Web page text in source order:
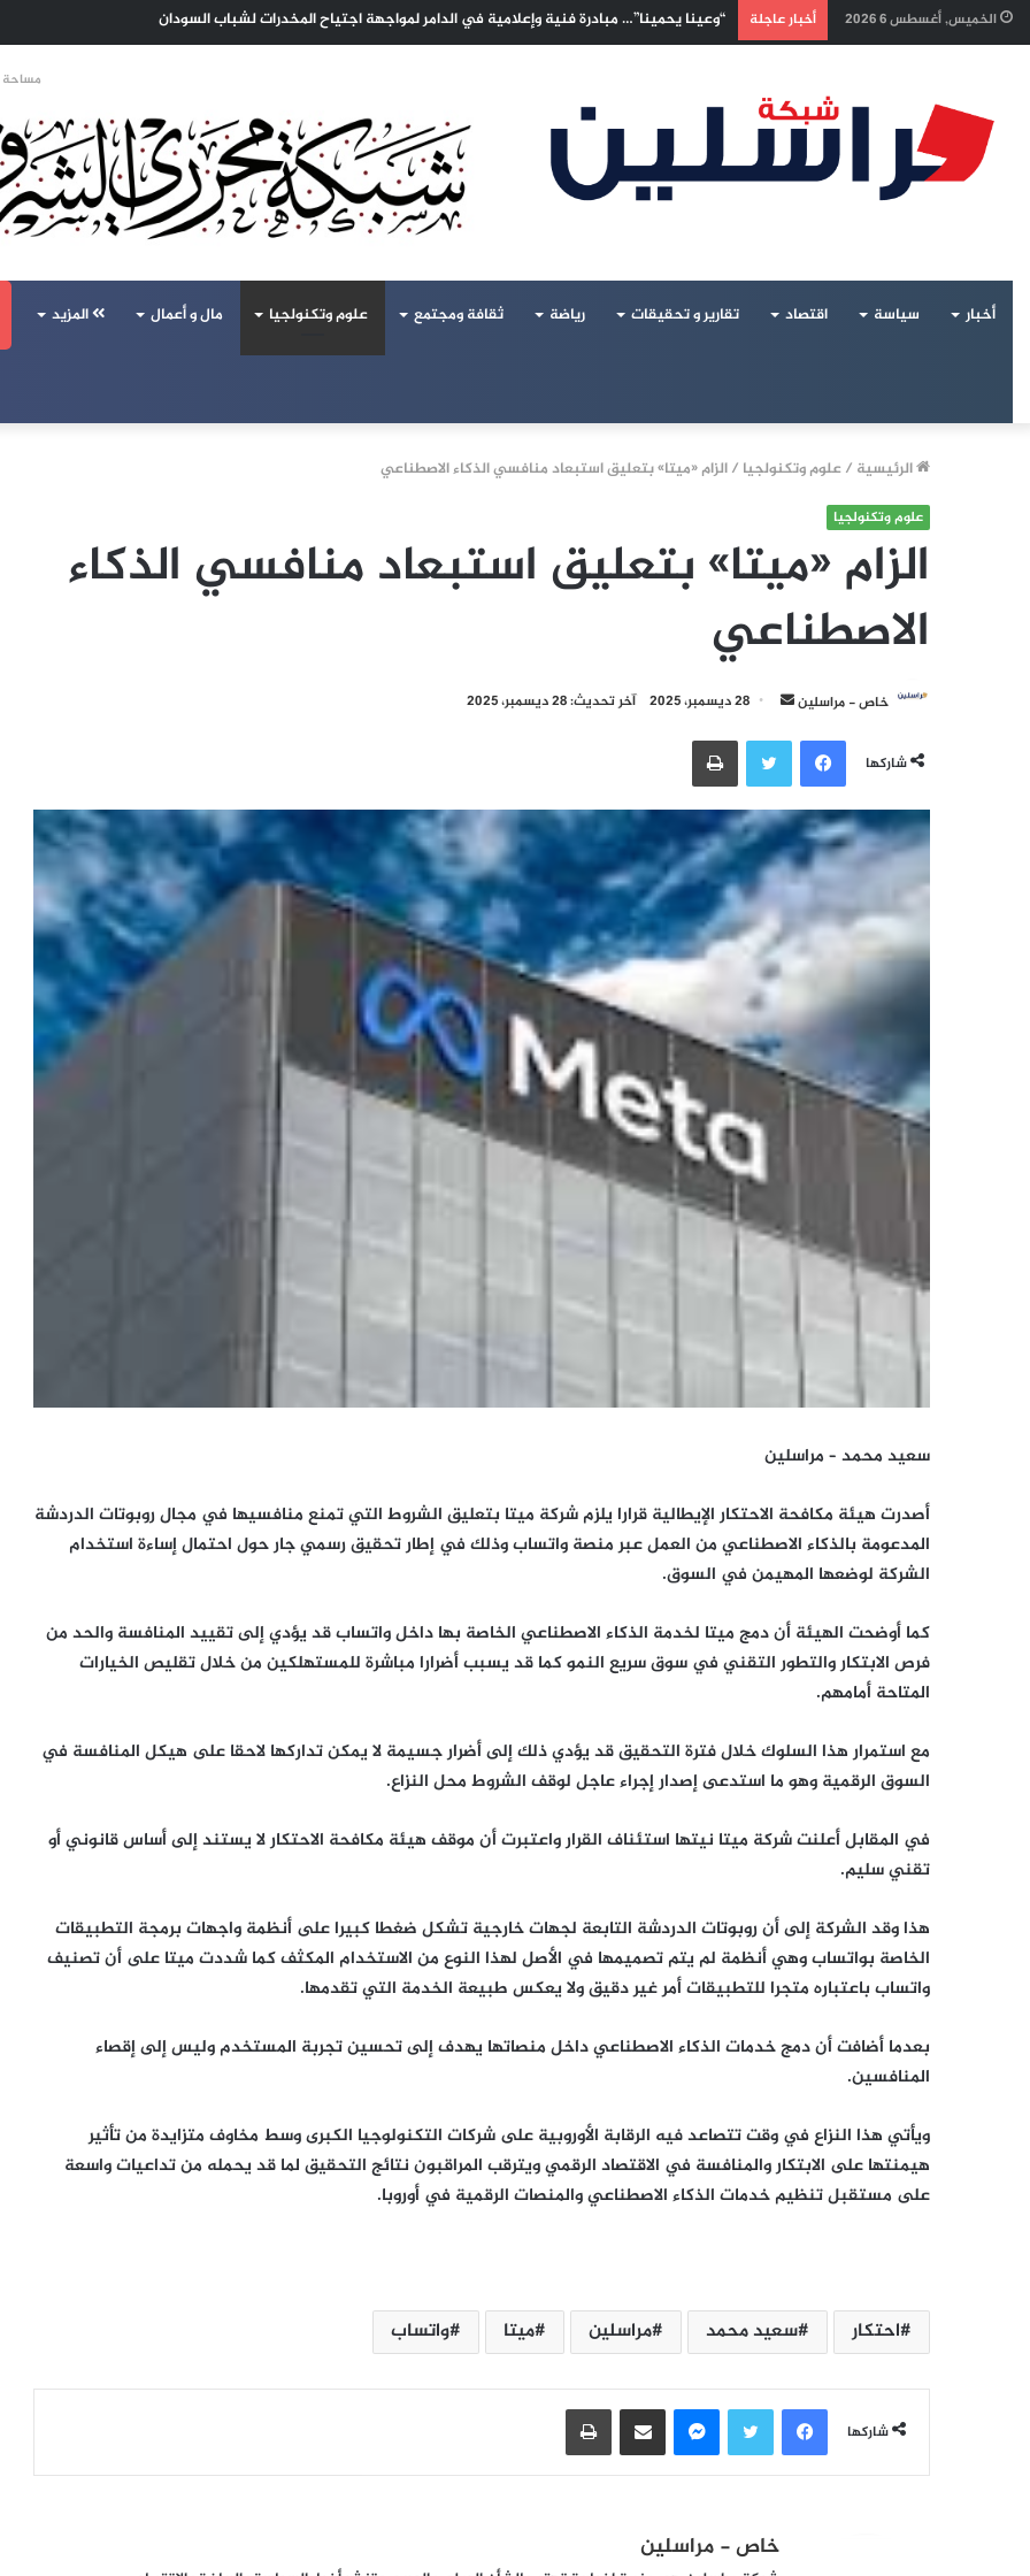
الخميس, أغسطس 6 2026 أخبار عاجلة إسرائيليون غادروا بلا رجعة: اخترنا الهجرة لنعيش بلا خوف
مساحة
أخبار سياسة اقتصاد تقارير و تحقيقات رياضة ثقافة ومجتمع علوم وتكنولجيا مال و أعمال المزيد
الرئيسية /علوم وتكنولجيا /الزام «ميتا» بتعليق استبعاد منافسي الذكاء الاصطناعي
علوم وتكنولجيا
الزام «ميتا» بتعليق استبعاد منافسي الذكاء
الاصطناعي
خاص - مراسلين
أرسل
إلكترونيا
28 ديسمبر، 2025 آخر تحديث: 28 ديسمبر، 2025
شاركها
فيسبوكتويتر طباعة
سعيد محمد – مراسلين
أصدرت هيئة مكافحة الاحتكار الإيطالية قرارا يلزم شركة ميتا بتعليق الشروط التي تمنع منافسيها في مجال روبوتات الدردشة
المدعومة بالذكاء الاصطناعي من العمل عبر منصة واتساب وذلك في إطار تحقيق رسمي جار حول احتمال إساءة استخدام
الشركة لوضعها المهيمن في السوق.
كما أوضحت الهيئة أن دمج ميتا لخدمة الذكاء الاصطناعي الخاصة بها داخل واتساب قد يؤدي إلى تقييد المنافسة والحد من
فرص الابتكار والتطور التقني في سوق سريع النمو كما قد يسبب أضرارا مباشرة للمستهلكين من خلال تقليص الخيارات
المتاحة أمامهم.
مع استمرار هذا السلوك خلال فترة التحقيق قد يؤدي ذلك إلى أضرار جسيمة لا يمكن تداركها لاحقا على هيكل المنافسة في
السوق الرقمية وهو ما استدعى إصدار إجراء عاجل لوقف الشروط محل النزاع.
في المقابل أعلنت شركة ميتا نيتها استئناف القرار واعتبرت أن موقف هيئة مكافحة الاحتكار لا يستند إلى أساس قانوني أو
تقني سليم.
هذا وقد الشركة إلى أن روبوتات الدردشة التابعة لجهات خارجية تشكل ضغطا كبيرا على أنظمة واجهات برمجة التطبيقات
الخاصة بواتساب وهي أنظمة لم يتم تصميمها في الأصل لهذا النوع من الاستخدام المكثف كما شددت ميتا على أن تصنيف
واتساب باعتباره متجرا للتطبيقات أمر غير دقيق ولا يعكس طبيعة الخدمة التي تقدمها.
بعدما أضافت أن دمج خدمات الذكاء الاصطناعي داخل منصاتها يهدف إلى تحسين تجربة المستخدم وليس إلى إقصاء
المنافسين.
ويأتي هذا النزاع في وقت تتصاعد فيه الرقابة الأوروبية على شركات التكنولوجيا الكبرى وسط مخاوف متزايدة من تأثير
هيمنتها على الابتكار والمنافسة في الاقتصاد الرقمي ويترقب المراقبون نتائج التحقيق لما قد يحمله من تداعيات واسعة
على مستقبل تنظيم خدمات الذكاء الاصطناعي والمنصات الرقمية في أوروبا.
احتكار سعيد محمد مراسلين ميتا واتساب
شاركها
فيسبوكتويتر ماسنجر مشاركة عبر البريد طباعة
خاص - مراسلين
برلمانية لوزارة الاتصالات بمخالفة الدستور
من تريليونات كوك إلى طموحات تيرنوس..